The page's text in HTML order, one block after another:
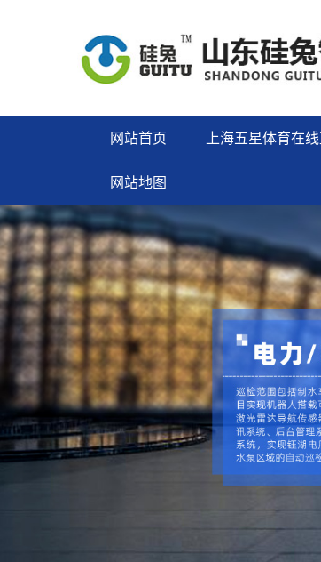
网站首页 上海五星体育在
网站地图